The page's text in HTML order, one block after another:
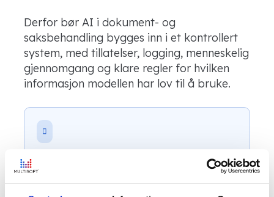
Derfor bør AI i dokument- og
saksbehandling bygges inn i et kontrollert
system, med tillatelser, logging, menneskelig
gjennomgang og klare regler for hvilken
informasjon modellen har lov til å bruke.
Tips!